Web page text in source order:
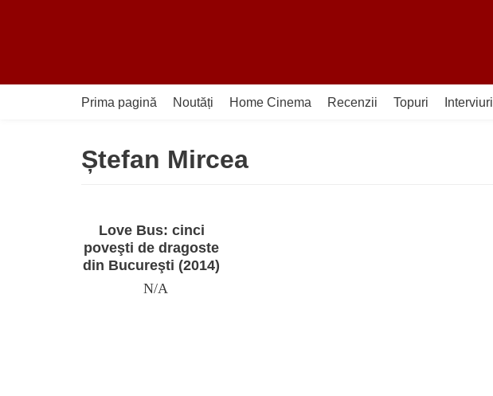
conținut
Prima pagină
Noutăți Home Cinema Recenzii Topuri Interviuri
Ștefan Mircea
Love Bus: cinci
poveşti de dragoste
din Bucureşti (2014)
N/A